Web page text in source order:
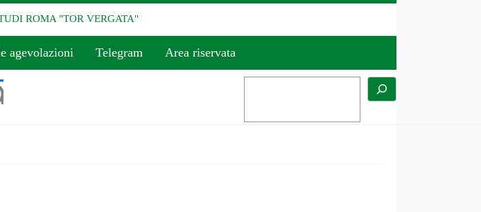
ROMA "TOR VERGATA"
agevolazioni Telegram Area riservata